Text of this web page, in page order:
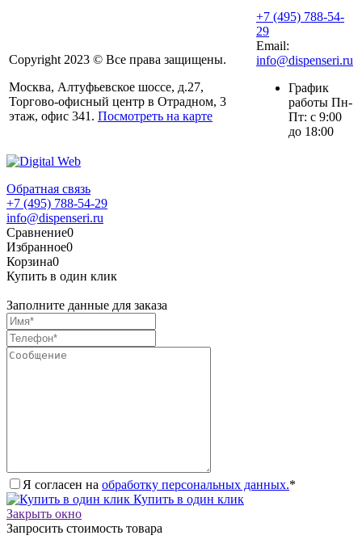
Copyright 2023 © Все права защищены.
Москва, Алтуфьевское шоссе, д.27,
Торгово-офисный центр в Отрадном, 3
этаж, офис 341. Посмотреть на карте
+7 (495) 788-54-
29
Email:
info@dispenseri.ru
График
работы Пн-
Пт: с 9:00
до 18:00
Обратная связь
+7 (495) 788-54-29
info@dispenseri.ru
Сравнение0
Избранное0
Корзина0
Купить в один клик
Заполните данные для заказа
Я согласен на обработку персональных данных.*
Купить в один клик
Закрыть окно
Запросить стоимость товара